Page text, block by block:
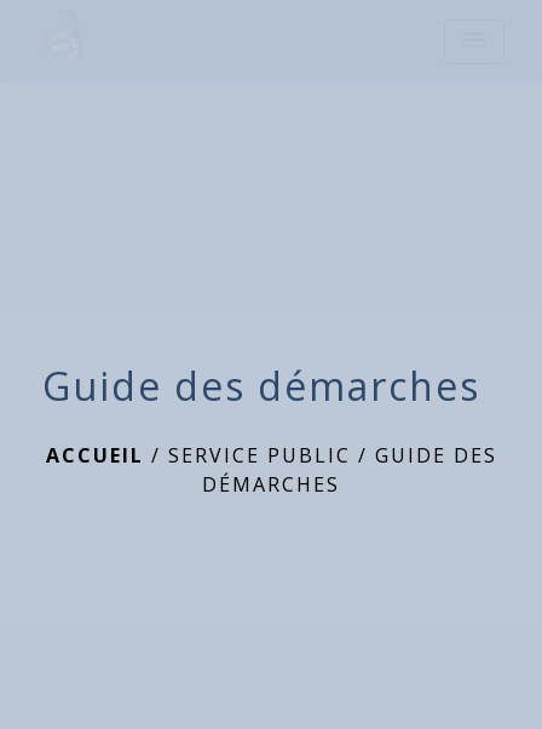
Guide des démarches
ACCUEIL / SERVICE PUBLIC / GUIDE DES
DÉMARCHES